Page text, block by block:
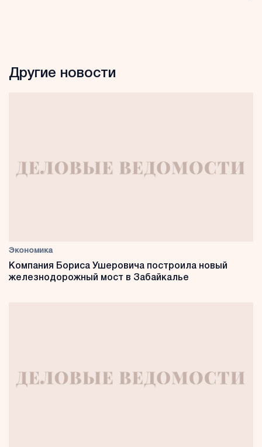
Другие новости
Экономика
Компания Бориса Ушеровича построила новый
железнодорожный мост в Забайкалье